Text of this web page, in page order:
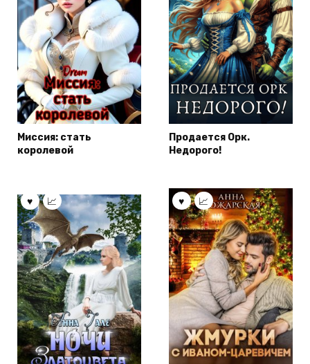
Миссия: стать
королевой
Продается Орк.
Недорого!